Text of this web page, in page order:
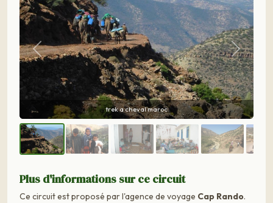
maroc a cheval
Précédent Suivant
Plus d'informations sur ce circuit
Ce circuit est proposé par l'agence de voyage Cap Rando.